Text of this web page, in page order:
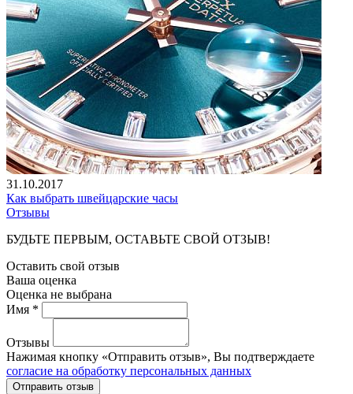
31.10.2017
Как выбрать швейцарские часы
Отзывы
БУДЬТЕ ПЕРВЫМ, ОСТАВЬТЕ СВОЙ ОТЗЫВ!
Оставить свой отзыв
Ваша оценка
Оценка не выбрана
Имя *
Отзывы
Нажимая кнопку «Отправить отзыв», Вы подтверждаете
согласие на обработку персональных данных
Отправить отзыв